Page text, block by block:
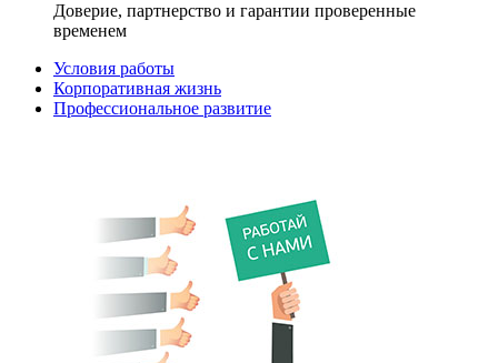
Доверие, партнерство и гарантии проверенные
временем
Условия работы
Корпоративная жизнь
Профессиональное развитие